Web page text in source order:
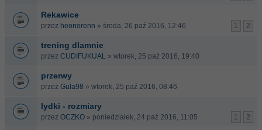
Rekawice
1 2
przez heonorenn » środa, 26 paź 2016, 12:46
trening dlamnie
przez CUDIFUKUAL » wtorek, 25 paź 2016, 19:40
przerwy
przez Gula98 » wtorek, 25 paź 2016, 08:46
lydki - rozmiary
1 2
przez OCZKO » poniedziałek, 24 paź 2016, 11:05